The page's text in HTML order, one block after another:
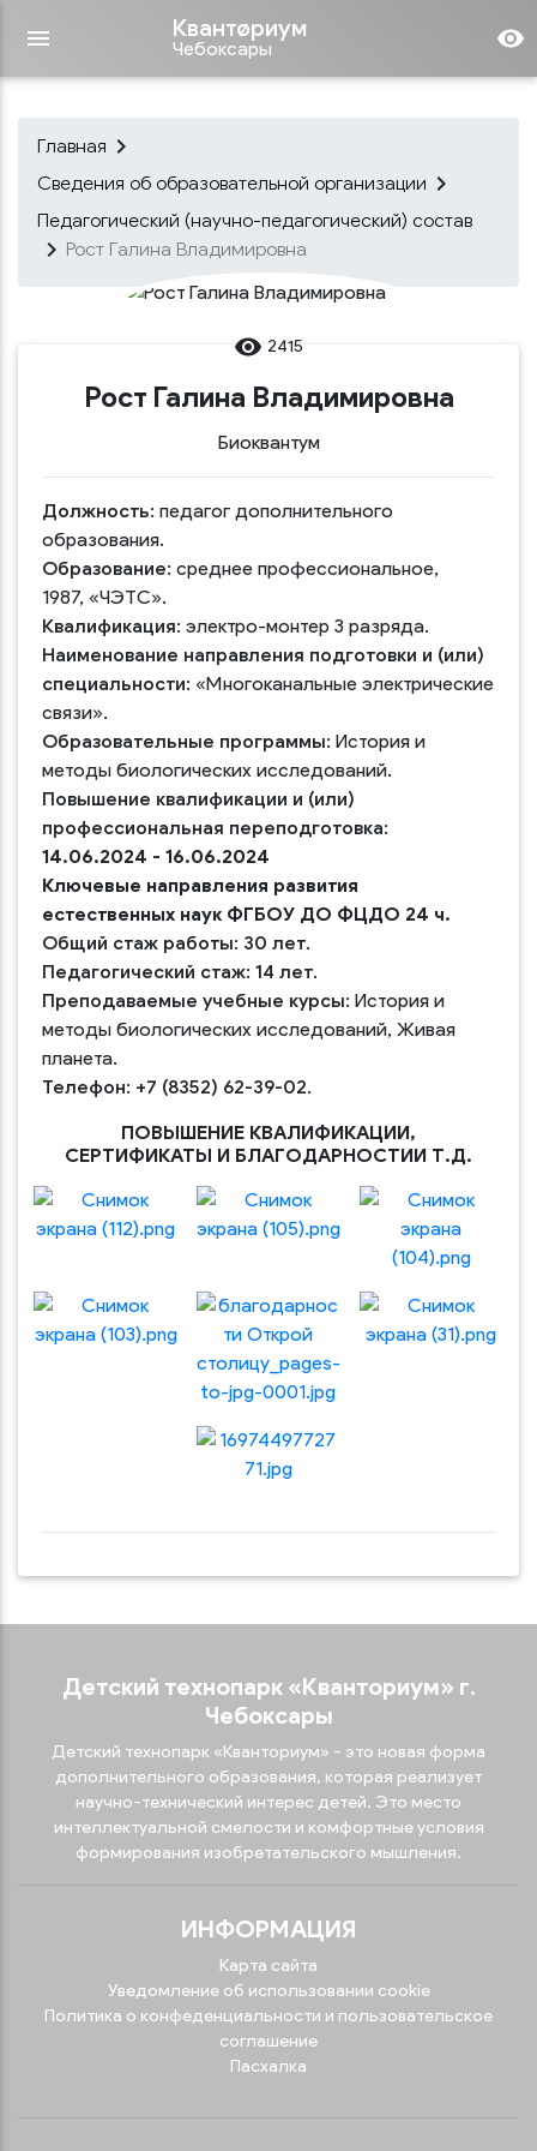
menu Квантøриум
Чебоксары remove_red_eye
Главная keyboard_arrow_right
Сведения об образовательной организации keyboard_arrow_right
Педагогический (научно-педагогический) состав
keyboard_arrow_right Рост Галина Владимировна
remove_red_eye 2415
Рост Галина Владимировна
Биоквантум
Должность: педагог дополнительного
образования.
Образование: среднее профессиональное,
1987, «ЧЭТС».
Квалификация: электро-монтер 3 разряда.
Наименование направления подготовки и (или)
специальности: «Многоканальные электрические
связи».
Образовательные программы: История и
методы биологических исследований.
Повышение квалификации и (или)
профессиональная переподготовка:
14.06.2024 - 16.06.2024
Ключевые направления развития
естественных наук ФГБОУ ДО ФЦДО 24 ч.
Общий стаж работы: 30 лет.
Педагогический стаж: 14 лет.
Преподаваемые учебные курсы: История и
методы биологических исследований, Живая
планета.
Телефон: +7 (8352) 62-39-02.
ПОВЫШЕНИЕ КВАЛИФИКАЦИИ,
СЕРТИФИКАТЫ И БЛАГОДАРНОСТИИ Т.Д.
Детский технопарк «‎Кванториум»‎ г.
Чебоксары
Детский технопарк «Кванториум» - это новая форма
дополнительного образования, которая реализует
научно-технический интерес детей. Это место
интеллектуальной смелости и комфортные условия
формирования изобретательского мышления.
ИНФОРМАЦИЯ
Карта сайта
Уведомление об использовании cookie
Политика о конфеденциальности и пользовательское
соглашение
Пасхалка